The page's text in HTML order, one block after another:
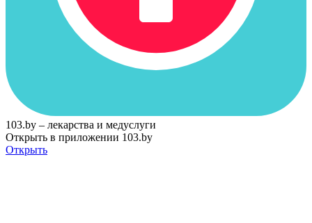
103.by – лекарства и медуслуги
Открыть в приложении 103.by
Открыть